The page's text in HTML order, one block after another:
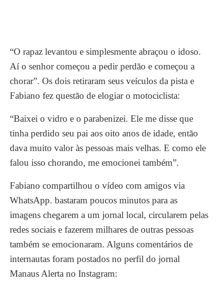
“O rapaz levantou e simplesmente abraçou o idoso.
Aí o senhor começou a pedir perdão e começou a
chorar”. Os dois retiraram seus veículos da pista e
Fabiano fez questão de elogiar o motociclista:
“Baixei o vidro e o parabenizei. Ele me disse que
tinha perdido seu pai aos oito anos de idade, então
dava muito valor às pessoas mais velhas. E como ele
falou isso chorando, me emocionei também”.
Fabiano compartilhou o vídeo com amigos via
WhatsApp. bastaram poucos minutos para as
imagens chegarem a um jornal local, circularem pelas
redes sociais e fazerem milhares de outras pessoas
também se emocionaram. Alguns comentários de
internautas foram postados no perfil do jornal
Manaus Alerta no Instagram: